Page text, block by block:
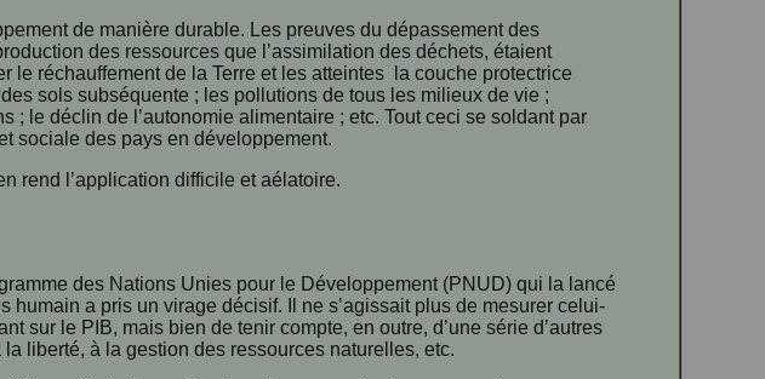
de manière durable. Les preuves du dépassement des
des ressources que l’assimilation des déchets, étaient
le réchauffement de la Terre et les atteintes la couche protectrice
sols subséquente ; les pollutions de tous les milieux de vie ;
; le déclin de l’autonomie alimentaire ; etc. Tout ceci se soldant par
sociale des pays en développement.
rend l’application difficile et aélatoire.
des Nations Unies pour le Développement (PNUD) qui la lancé
humain a pris un virage décisif. Il ne s’agissait plus de mesurer celui-
sur le PIB, mais bien de tenir compte, en outre, d’une série d’autres
liberté, à la gestion des ressources naturelles, etc.